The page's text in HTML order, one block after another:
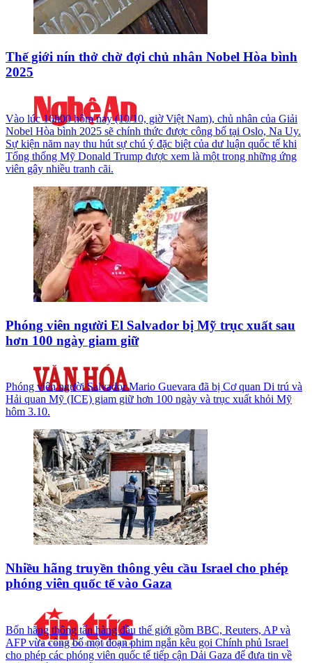
Thế giới nín thở chờ đợi chủ nhân Nobel Hòa bình
2025
Vào lúc 16h00 hôm nay (10/10, giờ Việt Nam), chủ nhân của Giải
Nobel Hòa bình 2025 sẽ chính thức được công bố tại Oslo, Na Uy.
Sự kiện năm nay thu hút sự chú ý đặc biệt của dư luận quốc tế khi
Tổng thống Mỹ Donald Trump được xem là một trong những ứng
viên gây nhiều tranh cãi.
Phóng viên người El Salvador bị Mỹ trục xuất sau
hơn 100 ngày giam giữ
Phóng viên người Salvador Mario Guevara đã bị Cơ quan Di trú và
Hải quan Mỹ (ICE) giam giữ hơn 100 ngày và trục xuất khỏi Mỹ
hôm 3.10.
Nhiều hãng truyền thông yêu cầu Israel cho phép
phóng viên quốc tế vào Gaza
Bốn hãng thông tấn hàng đầu thế giới gồm BBC, Reuters, AP và
AFP vừa công bố một đoạn phim ngắn kêu gọi Chính phủ Israel
cho phép các phóng viên quốc tế tiếp cận Dải Gaza để đưa tin về